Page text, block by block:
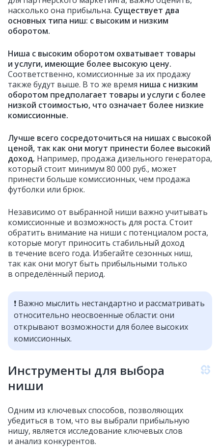
насколько она прибыльна. Существует два
основных типа ниш: с высоким и низким
оборотом.
Ниша с высоким оборотом охватывает товары
и услуги, имеющие более высокую цену.
Соответственно, комиссионные за их продажу
также будут выше. В то же время ниша с низким
оборотом предполагает товары и услуги с более
низкой стоимостью, что означает более низкие
комиссионные.
Лучше всего сосредоточиться на нишах с высокой
ценой, так как они могут принести более высокий
доход. Например, продажа дизельного генератора,
который стоит минимум 80 000 руб., может
принести больше комиссионных, чем продажа
футболки или брюк.
Независимо от выбранной ниши важно учитывать
комиссионные и возможность для роста. Стоит
обратить внимание на ниши с потенциалом роста,
которые могут приносить стабильный доход
в течение всего года. Избегайте сезонных ниш,
так как они могут быть прибыльными только
в определённый период.
❗️ Важно мыслить нестандартно и рассматривать
относительно неосвоенные области: они
открывают возможности для более высоких
комиссионных.
Инструменты для выбора
ниши
Одним из ключевых способов, позволяющих
убедиться в том, что вы выбрали прибыльную
нишу, является исследование ключевых слов
и анализ конкурентов.